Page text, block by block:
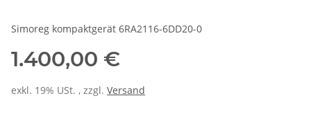
Simoreg kompaktgerät 6RA2116-6DD20-0
1.400,00 €
exkl. 19% USt. , zzgl. Versand